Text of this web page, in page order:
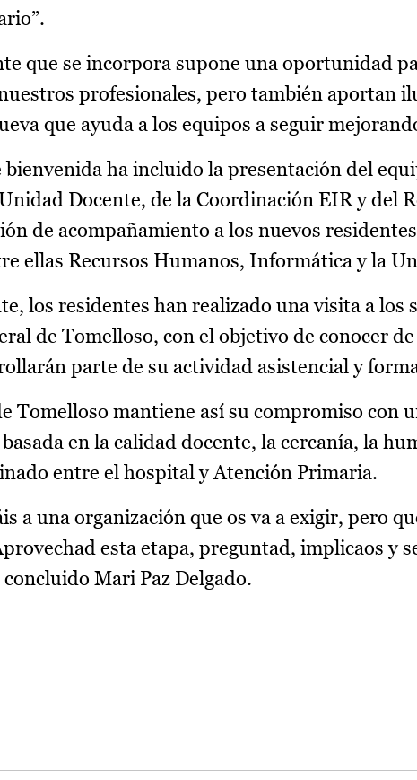
que se incorpora supone una oportunidad
profesionales, pero también aportan
que ayuda a los equipos a seguir
bienvenida ha incluido la presentación del
Docente, de la Coordinación EIR y del
de acompañamiento a los nuevos
ellas Recursos Humanos, Informática y la
los residentes han realizado una visita a los
de Tomelloso, con el objetivo de conocer
parte de su actividad asistencial y
Tomelloso mantiene así su compromiso con
en la calidad docente, la cercanía, la
entre el hospital y Atención Primaria.
a una organización que os va a exigir, pero
esta etapa, preguntad, implicaos y
concluido Mari Paz Delgado.